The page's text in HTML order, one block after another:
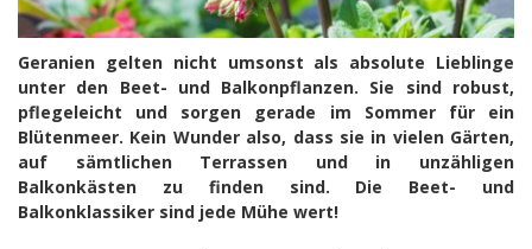
Geranien gelten nicht umsonst als absolute Lieblinge
unter den Beet- und Balkonpflanzen. Sie sind robust,
pflegeleicht und sorgen gerade im Sommer für ein
Blütenmeer. Kein Wunder also, dass sie in vielen Gärten,
auf sämtlichen Terrassen und in unzähligen
Balkonkästen zu finden sind. Die Beet- und
Balkonklassiker sind jede Mühe wert!